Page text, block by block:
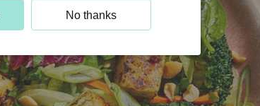
No thanks